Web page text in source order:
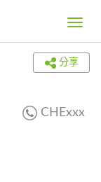
Toggle
分享
CHExxx